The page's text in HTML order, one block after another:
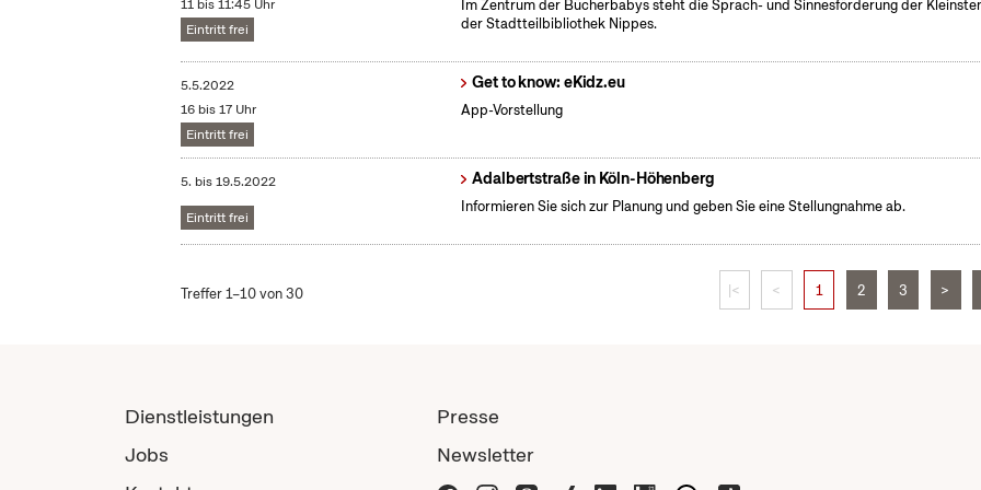
11 bis 11:45 Uhr
Eintritt frei
Im Zentrum der Bücherbabys steht die Sprach- und Sinnesförderung der
der Stadtteilbibliothek Nippes.
5.5.2022
16 bis 17 Uhr
Eintritt frei
Get to know: eKidz.eu
App-Vorstellung
5. bis19.5.2022
Eintritt frei
Adalbertstraße in Köln-Höhenberg
Informieren Sie sich zur Planung und geben Sie eine Stellungnahme ab.
Treffer 1–10 von 30 |< < 1 2 3 >
Dienstleistungen
Jobs
Presse
Newsletter